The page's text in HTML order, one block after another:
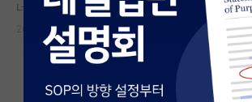
연구실&오픈랩
커뮤니티
커뮤니티 홈
너그러운 유클리드
2026.05.16 11 3348